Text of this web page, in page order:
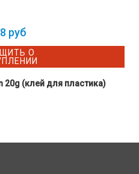
руб
О
20g (клей для пластика)